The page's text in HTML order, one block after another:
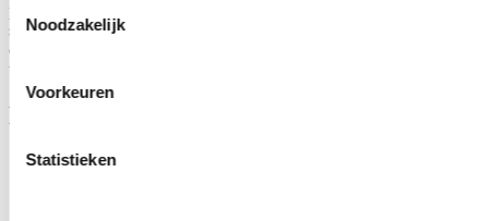
Noodzakelijk
Voorkeuren
Statistieken
professionele cosmetica, harsproducten en saloninrichting voor
schoonheidsspecialisten en beauty professionals. Met ruim 50 jaar
ervaring, specialistische kennis en persoonlijke service ondersteunen
wij professionals die kiezen voor kwaliteit.
HANDIGE LINKS
Over Ons